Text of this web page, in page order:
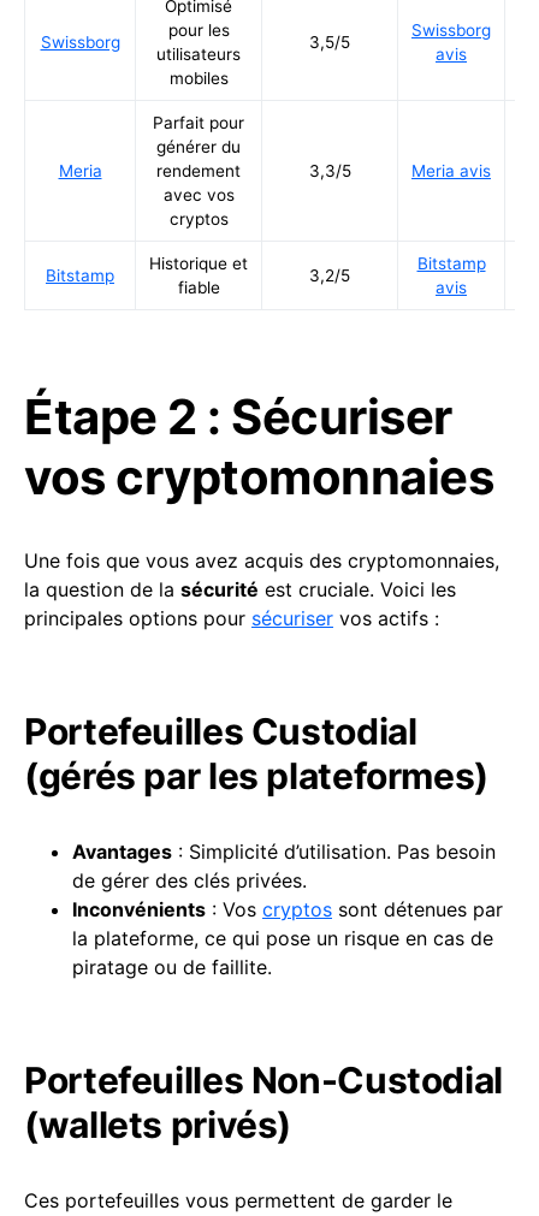
Swissborg
Optimisé
pour les
utilisateurs
mobiles
3,5/5
Swissborg
avis
Meria
Parfait pour
générer du
rendement
avec vos
cryptos
3,3/5 Meria avis
Bitstamp
Historique et
fiable
3,2/5
Bitstamp
avis
Étape 2 : Sécuriser
vos cryptomonnaies
Une fois que vous avez acquis des cryptomonnaies,
la question de la sécurité est cruciale. Voici les
principales options pour sécuriser vos actifs :
Portefeuilles Custodial
(gérés par les plateformes)
Avantages : Simplicité d’utilisation. Pas besoin
de gérer des clés privées.
Inconvénients : Vos cryptos sont détenues par
la plateforme, ce qui pose un risque en cas de
piratage ou de faillite.
Portefeuilles Non-Custodial
(wallets privés)
Ces portefeuilles vous permettent de garder le